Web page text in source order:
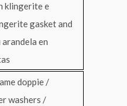
klingerite e
gasket and
en
doppie /
washers /